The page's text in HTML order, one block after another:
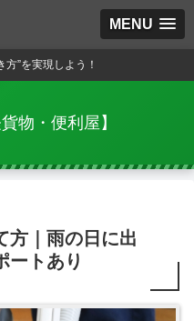
MENU
”を実現しよう！
物・便利屋】
方｜雨の日に出
ートあり